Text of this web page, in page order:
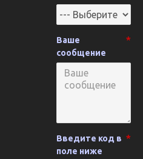
Ваше
сообщение
Введите код в
поле ниже